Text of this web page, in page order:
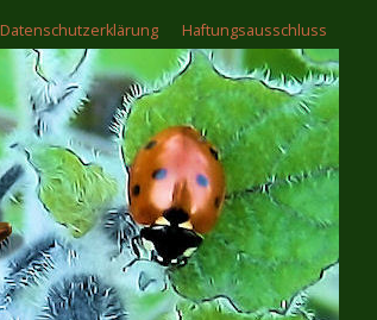
Datenschutzerklärung Haftungsausschluss